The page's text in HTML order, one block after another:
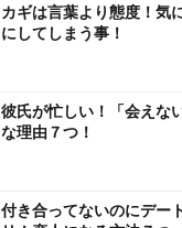
カギは言葉より態度！気
にしてしまう事！
彼氏が忙しい！「会えな
な理由７つ！
付き合ってないのにデー